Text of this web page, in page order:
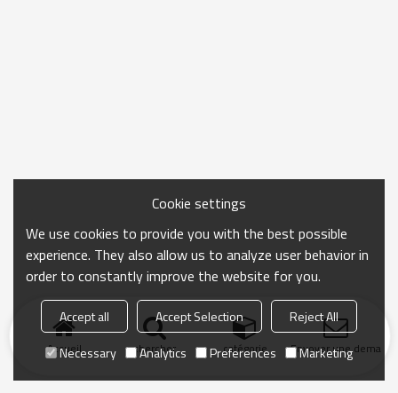
Accueil chercher catégorie Envoyer une
Cookie settings
We use cookies to provide you with the best possible
experience. They also allow us to analyze user behavior in
order to constantly improve the website for you.
Accept all Accept Selection
Reject All
Necessary
Analytics Preferences Marketing